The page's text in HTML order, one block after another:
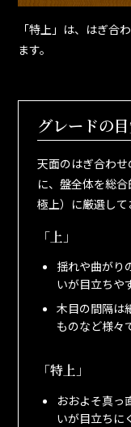
「特上」は、はぎ合
ます。
グレードの
天面のはぎ合わ
に、盤全体を総
極上）に厳選して
「上」
揺れや曲がり
いが目立ちや
木目の間隔は
ものなど様々
「特上」
おおよそ真っ
いが目立ちに